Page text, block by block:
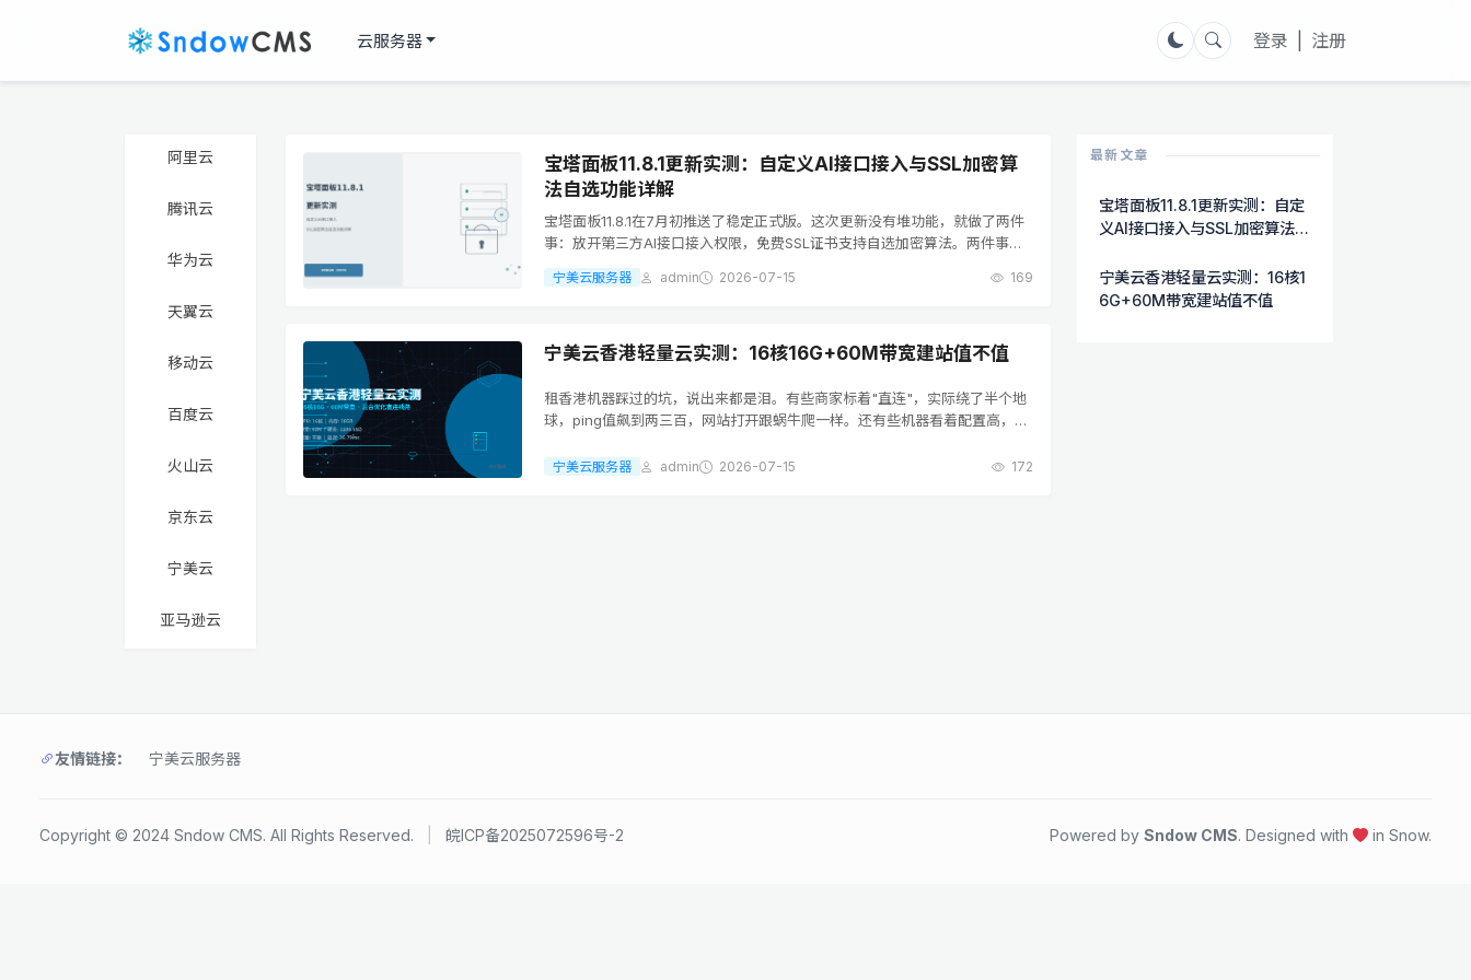
云服务器 登录 注册
阿里云
腾讯云
华为云
天翼云
移动云
百度云
火山云
京东云
宁美云
亚马逊云
宝塔面板11.8.1更新实测：自定义AI接口接入与SSL加密算
法自选功能详解
宝塔面板11.8.1在7月初推送了稳定正式版。这次更新没有堆功能，就做了两件
事：放开第三方AI接口接入权限，免费SSL证书支持自选加密算法。两件事都
踩在了站长日常运维的真实痛点上。先说AI接口这块。以前宝塔内置的AI功能
只能走官方渠道，自己...
宁美云服务器 admin 2026-07-15 169
宁美云香港轻量云实测：16核16G+60M带宽建站值不值
租香港机器踩过的坑，说出来都是泪。有些商家标着"直连"，实际绕了半个地
球，ping值飙到两三百，网站打开跟蜗牛爬一样。还有些机器看着配置高，硬
16核CPU、16G内存、12...
宁美云服务器 admin 2026-07-15 172
最新文章
宝塔面板11.8.1更新实测：自定
义AI接口接入与SSL加密算法自
宁美云香港轻量云实测：16核1
6G+60M带宽建站值不值
友情链接： 宁美云服务器
Copyright © 2024 Sndow CMS. All Rights Reserved. 皖ICP备2025072596号-2 Powered by Sndow CMS. Designed with in Snow.